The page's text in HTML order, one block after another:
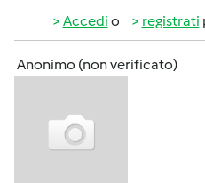
Accedi o registrati
Anonimo (non verificato)